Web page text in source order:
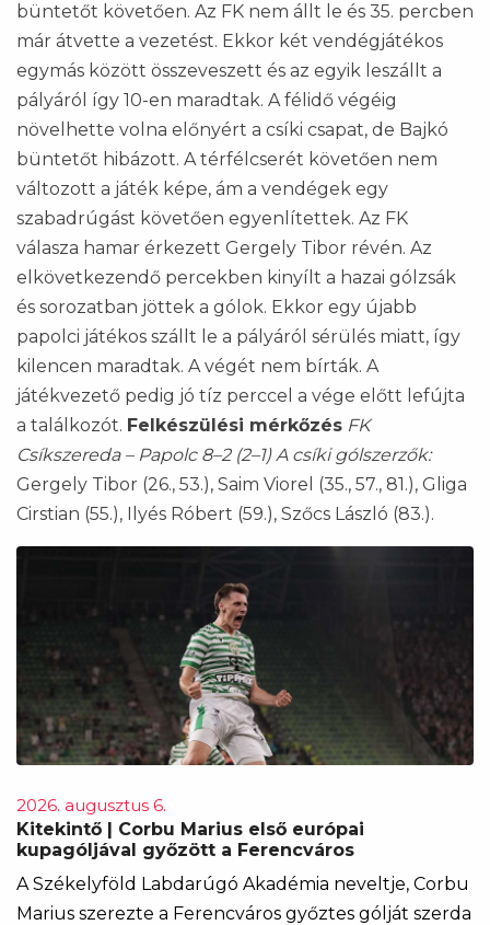
büntetőt követően. Az FK nem állt le és 35. percben
már átvette a vezetést. Ekkor két vendégjátékos
egymás között összeveszett és az egyik leszállt a
pályáról így 10-en maradtak. A félidő végéig
növelhette volna előnyért a csíki csapat, de Bajkó
büntetőt hibázott. A térfélcserét követően nem
változott a játék képe, ám a vendégek egy
szabadrúgást követően egyenlítettek. Az FK
válasza hamar érkezett Gergely Tibor révén. Az
elkövetkezendő percekben kinyílt a hazai gólzsák
és sorozatban jöttek a gólok. Ekkor egy újabb
papolci játékos szállt le a pályáról sérülés miatt, így
kilencen maradtak. A végét nem bírták. A
játékvezető pedig jó tíz perccel a vége előtt lefújta
a találkozót. Felkészülési mérkőzés FK
Csíkszereda – Papolc 8–2 (2–1) A csíki gólszerzők:
Gergely Tibor (26., 53.), Saim Viorel (35., 57., 81.), Gliga
Cirstian (55.), Ilyés Róbert (59.), Szőcs László (83.).
2026. augusztus 6.
Kitekintő | Corbu Marius első európai
kupagóljával győzött a Ferencváros
A Székelyföld Labdarúgó Akadémia neveltje, Corbu
Marius szerezte a Ferencváros győztes gólját szerda